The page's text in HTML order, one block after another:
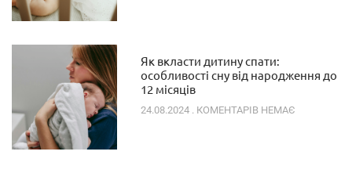
Як вкласти дитину спати:
особливості сну від народження до
12 місяців
24.08.2024 КОМЕНТАРІВ НЕМАЄ